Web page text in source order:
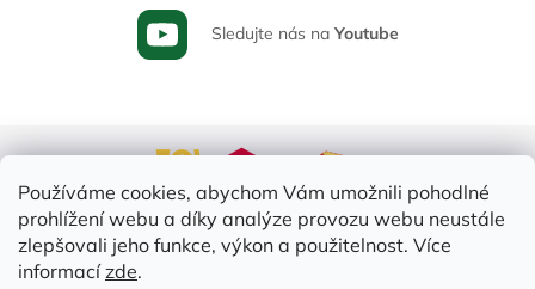
Používáme cookies, abychom Vám umožnili pohodlné
prohlížení webu a díky analýze provozu webu neustále
zlepšovali jeho funkce, výkon a použitelnost. Více
informacízde.
Sledujte nás na Youtube